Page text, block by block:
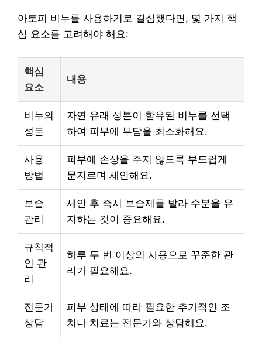
아토피 비누를 사용하기로 결심했다면, 몇 가지 핵
심 요소를 고려해야 해요:
핵심
요소
내용
비누의
성분
자연 유래 성분이 함유된 비누를 선택
하여 피부에 부담을 최소화해요.
사용
방법
피부에 손상을 주지 않도록 부드럽게
문지르며 세안해요.
보습
관리
세안 후 즉시 보습제를 발라 수분을 유
지하는 것이 중요해요.
규칙적
인 관
리
하루 두 번 이상의 사용으로 꾸준한 관
리가 필요해요.
전문가
상담
피부 상태에 따라 필요한 추가적인 조
치나 치료는 전문가와 상담해요.